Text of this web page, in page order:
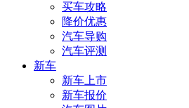
买车攻略
降价优惠
汽车导购
汽车评测
新车
新车上市
新车报价